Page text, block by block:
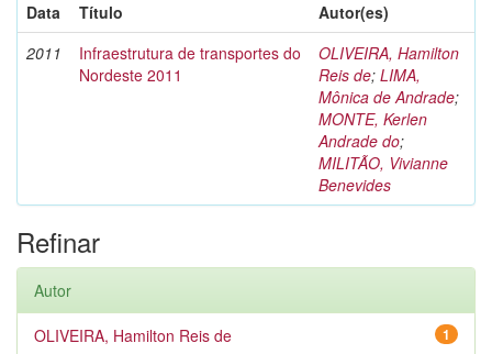
Data
Título
Autor(es)
2011
Infraestrutura de transportes do
Nordeste 2011
OLIVEIRA, Hamilton
Reis de; LIMA,
Mônica de Andrade;
MONTE, Kerlen
Andrade do;
MILITÃO, Vivianne
Benevides
Refinar
Autor
1
OLIVEIRA, Hamilton Reis de